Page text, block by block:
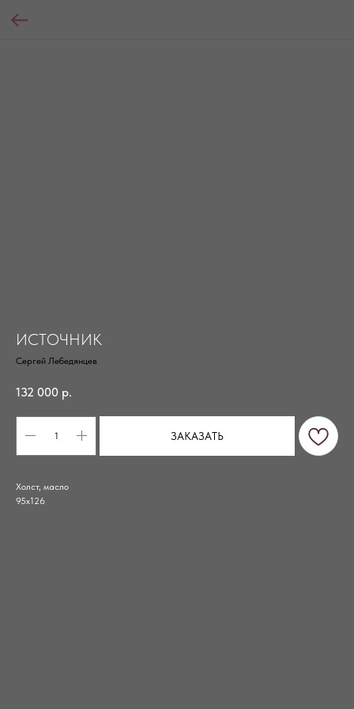
ИСТОЧНИК
Сергей Лебедянцев
132 000 р.
ЗАКАЗАТЬ
Холст, масло
95х126